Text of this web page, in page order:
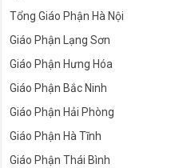
Tổng Giáo Phận Hà Nội
Giáo Phận Lạng Sơn
Giáo Phận Hưng Hóa
Giáo Phận Bắc Ninh
Giáo Phận Hải Phòng
Giáo Phận Hà Tĩnh
Giáo Phận Thái Bình